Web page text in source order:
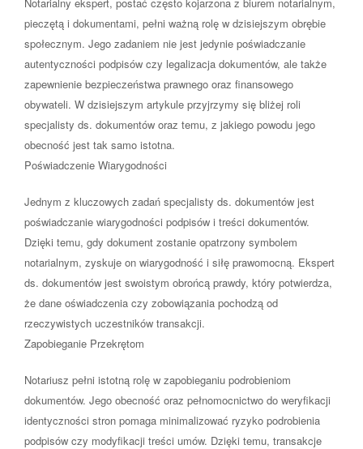
pieczętą i dokumentami, pełni ważną rolę w dzisiejszym obrębie
społecznym. Jego zadaniem nie jest jedynie poświadczanie
autentyczności podpisów czy legalizacja dokumentów, ale także
zapewnienie bezpieczeństwa prawnego oraz finansowego
obywateli. W dzisiejszym artykule przyjrzymy się bliżej roli
specjalisty ds. dokumentów oraz temu, z jakiego powodu jego
obecność jest tak samo istotna.
Poświadczenie Wiarygodności
Jednym z kluczowych zadań specjalisty ds. dokumentów jest
poświadczanie wiarygodności podpisów i treści dokumentów.
Dzięki temu, gdy dokument zostanie opatrzony symbolem
notarialnym, zyskuje on wiarygodność i siłę prawomocną. Ekspert
ds. dokumentów jest swoistym obrońcą prawdy, który potwierdza,
że dane oświadczenia czy zobowiązania pochodzą od
rzeczywistych uczestników transakcji.
Zapobieganie Przekrętom
Notariusz pełni istotną rolę w zapobieganiu podrobieniom
dokumentów. Jego obecność oraz pełnomocnictwo do weryfikacji
identyczności stron pomaga minimalizować ryzyko podrobienia
podpisów czy modyfikacji treści umów. Dzięki temu, transakcje